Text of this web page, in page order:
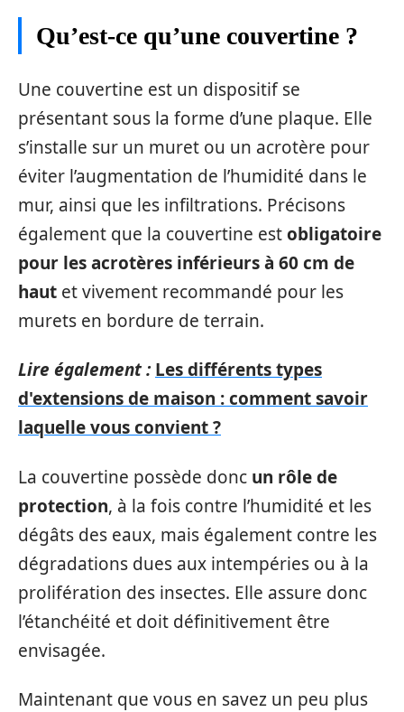
Qu’est-ce qu’une couvertine ?
Une couvertine est un dispositif se
présentant sous la forme d’une plaque. Elle
s’installe sur un muret ou un acrotère pour
éviter l’augmentation de l’humidité dans le
mur, ainsi que les infiltrations. Précisons
également que la couvertine estobligatoire
pour les acrotères inférieurs à 60 cm de
haut et vivement recommandé pour les
murets en bordure de terrain.
Lire également : Les différents types
d'extensions de maison : comment savoir
laquelle vous convient ?
La couvertine possède donc un rôle de
protection, à la fois contre l’humidité et les
dégâts des eaux, mais également contre les
dégradations dues aux intempéries ou à la
prolifération des insectes. Elle assure donc
l’étanchéité et doit définitivement être
envisagée.
Maintenant que vous en savez un peu plus